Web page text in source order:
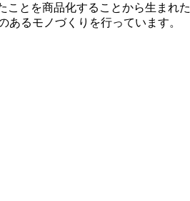
ことを商品化することから生ま
るモノづくりを行っています。